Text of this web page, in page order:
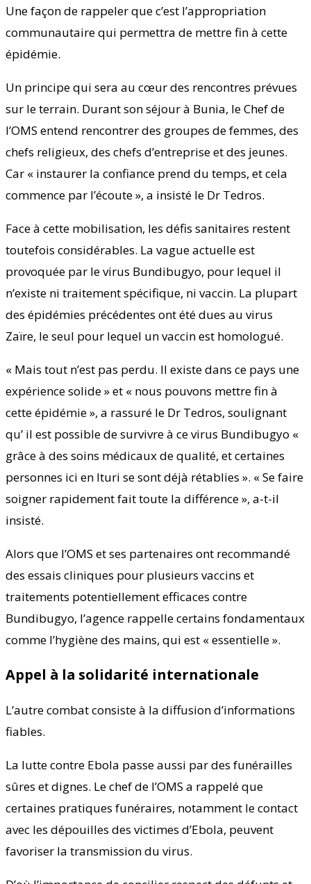
Une façon de rappeler que c’est l’appropriation
communautaire qui permettra de mettre fin à cette
épidémie.
Un principe qui sera au cœur des rencontres prévues
sur le terrain. Durant son séjour à Bunia, le Chef de
l’OMS entend rencontrer des groupes de femmes, des
chefs religieux, des chefs d’entreprise et des jeunes.
Car « instaurer la confiance prend du temps, et cela
commence par l’écoute », a insisté le Dr Tedros.
Face à cette mobilisation, les défis sanitaires restent
toutefois considérables. La vague actuelle est
provoquée par le virus Bundibugyo, pour lequel il
n’existe ni traitement spécifique, ni vaccin. La plupart
des épidémies précédentes ont été dues au virus
Zaïre, le seul pour lequel un vaccin est homologué.
« Mais tout n’est pas perdu. Il existe dans ce pays une
expérience solide » et « nous pouvons mettre fin à
cette épidémie », a rassuré le Dr Tedros, soulignant
qu’ il est possible de survivre à ce virus Bundibugyo «
grâce à des soins médicaux de qualité, et certaines
personnes ici en Ituri se sont déjà rétablies ». « Se faire
soigner rapidement fait toute la différence », a-t-il
insisté.
Alors que l’OMS et ses partenaires ont recommandé
des essais cliniques pour plusieurs vaccins et
traitements potentiellement efficaces contre
Bundibugyo, l’agence rappelle certains fondamentaux
comme l’hygiène des mains, qui est « essentielle ».
Appel à la solidarité internationale
L’autre combat consiste à la diffusion d’informations
fiables.
La lutte contre Ebola passe aussi par des funérailles
sûres et dignes. Le chef de l’OMS a rappelé que
certaines pratiques funéraires, notamment le contact
avec les dépouilles des victimes d’Ebola, peuvent
favoriser la transmission du virus.